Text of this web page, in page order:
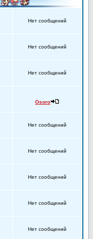
Нет сообщений
Нет сообщений
Нет сообщений
Osoro
Нет сообщений
Нет сообщений
Нет сообщений
Нет сообщений
Нет сообщений